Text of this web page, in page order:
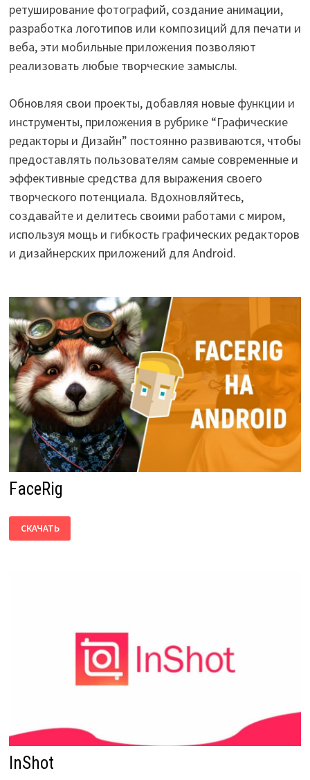
ретуширование фотографий, создание анимации,
разработка логотипов или композиций для печати и
веба, эти мобильные приложения позволяют
реализовать любые творческие замыслы.
Обновляя свои проекты, добавляя новые функции и
инструменты, приложения в рубрике “Графические
редакторы и Дизайн” постоянно развиваются, чтобы
предоставлять пользователям самые современные и
эффективные средства для выражения своего
творческого потенциала. Вдохновляйтесь,
создавайте и делитесь своими работами с миром,
используя мощь и гибкость графических редакторов
и дизайнерских приложений для Android.
FaceRig
СКАЧАТЬ
InShot